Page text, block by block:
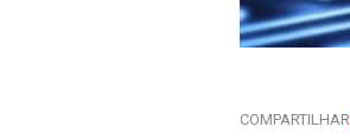
COMPARTILHAR